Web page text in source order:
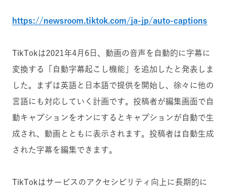
https://newsroom.tiktok.com/ja-jp/auto-captions
TikTokは2021年4月6日、動画の音声を自動的に字幕に
変換する「自動字幕起こし機能」を追加したと発表しま
した。まずは英語と日本語で提供を開始し、徐々に他の
言語にも対応していく計画です。投稿者が編集画面で自
動キャプションをオンにするとキャプションが自動で生
成され、動画とともに表示されます。投稿者は自動生成
された字幕を編集できます。
TikTokはサービスのアクセシビリティ向上に長期的に